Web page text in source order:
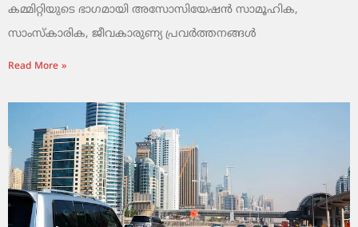
കമ്മിറ്റിയുടെ ഭാഗമായി അസോസിയേഷൻ സാമൂഹിക,
സാംസ്‌കാരിക, ജീവകാരുണ്യ പ്രവർത്തനങ്ങൾ
Read More »